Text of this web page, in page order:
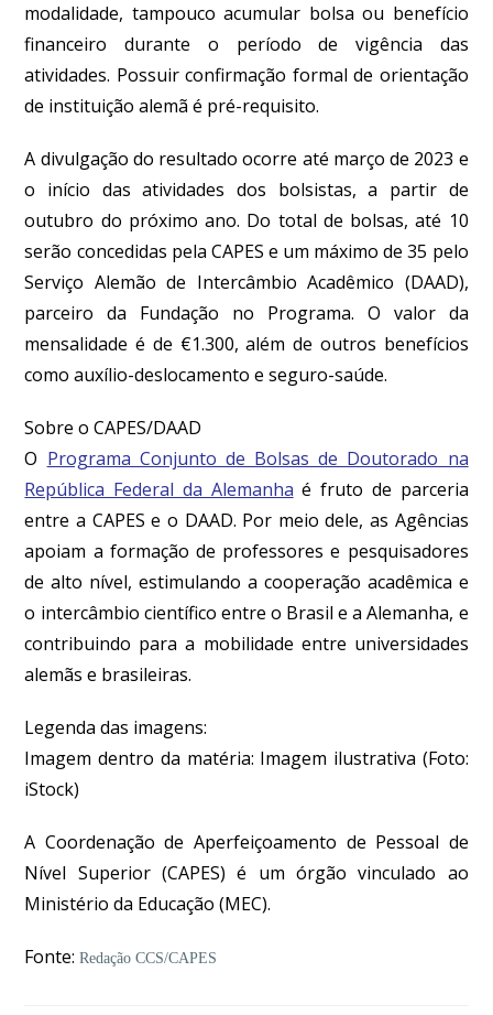
modalidade, tampouco acumular bolsa ou benefício
financeiro durante o período de vigência das
atividades. Possuir confirmação formal de orientação
de instituição alemã é pré-requisito.
A divulgação do resultado ocorre até março de 2023 e
o início das atividades dos bolsistas, a partir de
outubro do próximo ano. Do total de bolsas, até 10
serão concedidas pela CAPES e um máximo de 35 pelo
Serviço Alemão de Intercâmbio Acadêmico (DAAD),
parceiro da Fundação no Programa. O valor da
mensalidade é de €1.300, além de outros benefícios
como auxílio-deslocamento e seguro-saúde.
Sobre o CAPES/DAAD
O Programa Conjunto de Bolsas de Doutorado na
República Federal da Alemanha é fruto de parceria
entre a CAPES e o DAAD. Por meio dele, as Agências
apoiam a formação de professores e pesquisadores
de alto nível, estimulando a cooperação acadêmica e
o intercâmbio científico entre o Brasil e a Alemanha, e
contribuindo para a mobilidade entre universidades
alemãs e brasileiras.
Legenda das imagens:
Imagem dentro da matéria: Imagem ilustrativa (Foto:
iStock)
A Coordenação de Aperfeiçoamento de Pessoal de
Nível Superior (CAPES) é um órgão vinculado ao
Ministério da Educação (MEC).
Fonte: Redação CCS/CAPES